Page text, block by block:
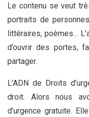
Le contenu se veut
portraits de
littéraires, poèmes…
d’ouvrir des portes,
partager.
L’ADN de Droits
droit. Alors nous
d’urgence gratuite.